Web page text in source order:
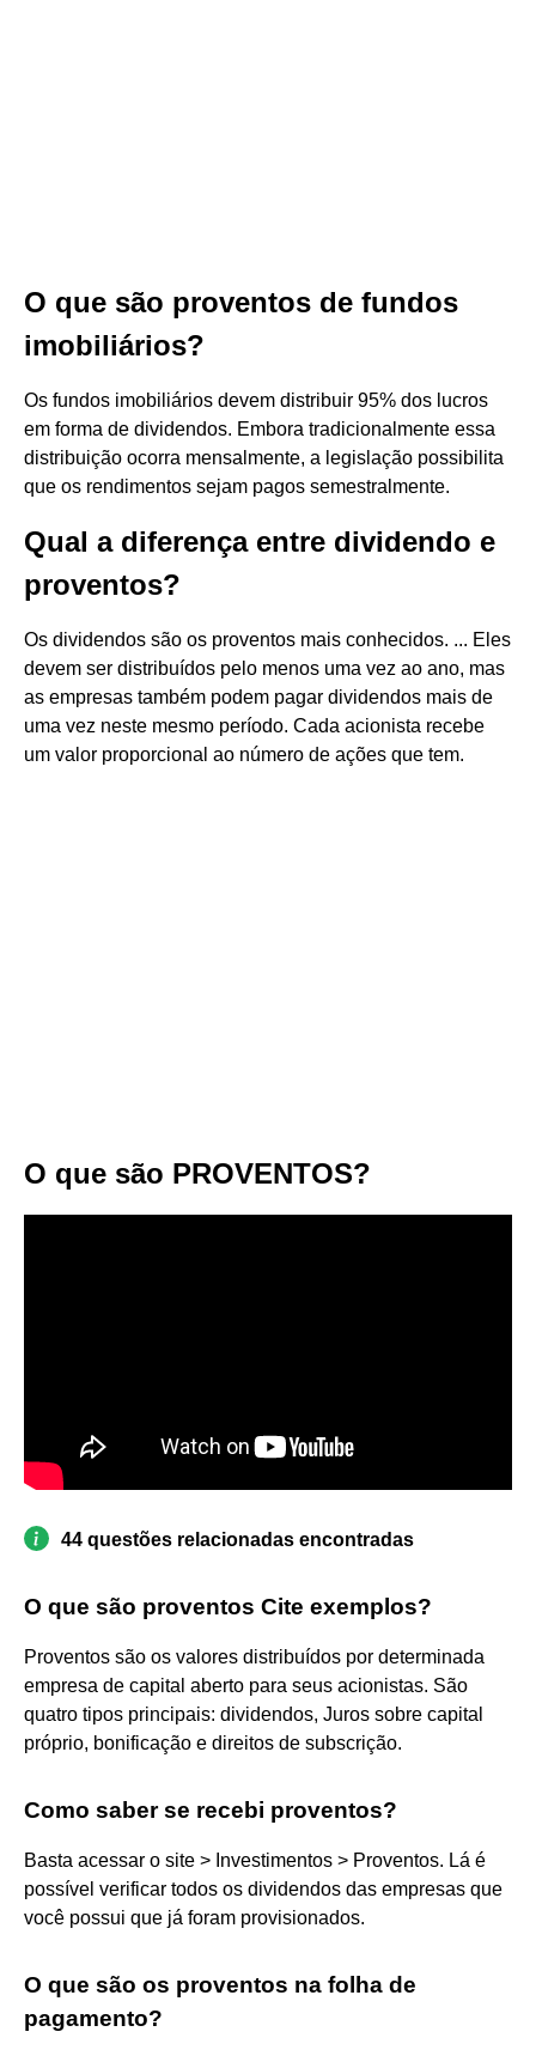
O que são proventos de fundos
imobiliários?
Os fundos imobiliários devem distribuir 95% dos lucros
em forma de dividendos. Embora tradicionalmente essa
distribuição ocorra mensalmente, a legislação possibilita
que os rendimentos sejam pagos semestralmente.
Qual a diferença entre dividendo e
proventos?
Os dividendos são os proventos mais conhecidos. ... Eles
devem ser distribuídos pelo menos uma vez ao ano, mas
as empresas também podem pagar dividendos mais de
uma vez neste mesmo período. Cada acionista recebe
um valor proporcional ao número de ações que tem.
O que são PROVENTOS?
44 questões relacionadas encontradas
O que são proventos Cite exemplos?
Proventos são os valores distribuídos por determinada
empresa de capital aberto para seus acionistas. São
quatro tipos principais: dividendos, Juros sobre capital
próprio, bonificação e direitos de subscrição.
Como saber se recebi proventos?
Basta acessar o site > Investimentos > Proventos. Lá é
possível verificar todos os dividendos das empresas que
você possui que já foram provisionados.
O que são os proventos na folha de
pagamento?